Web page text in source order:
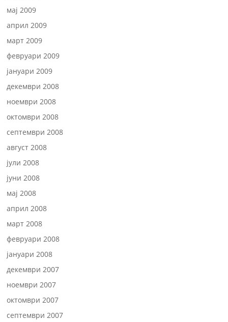
мај 2009
април 2009
март 2009
февруари 2009
јануари 2009
декември 2008
ноември 2008
октомври 2008
септември 2008
август 2008
јули 2008
јуни 2008
мај 2008
април 2008
март 2008
февруари 2008
јануари 2008
декември 2007
ноември 2007
октомври 2007
септември 2007